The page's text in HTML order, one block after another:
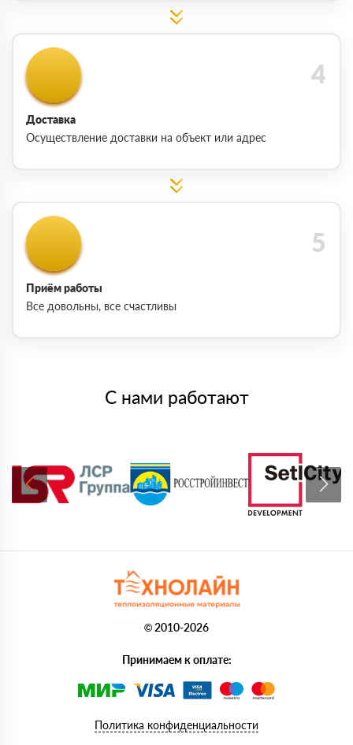
Доставка
Осуществление доставки на объект или адрес
Приём работы
Все довольны, все счастливы
С нами работают
© 2010-2026
Принимаем к оплате:
Политика конфиденциальности